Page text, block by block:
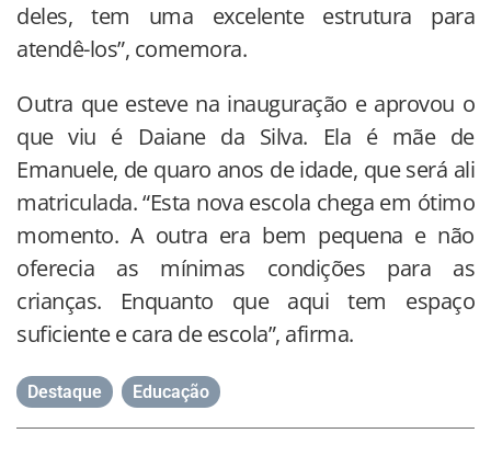
deles, tem uma excelente estrutura para
atendê-los”, comemora.
Outra que esteve na inauguração e aprovou o
que viu é Daiane da Silva. Ela é mãe de
Emanuele, de quaro anos de idade, que será ali
matriculada. “Esta nova escola chega em ótimo
momento. A outra era bem pequena e não
oferecia as mínimas condições para as
crianças. Enquanto que aqui tem espaço
suficiente e cara de escola”, afirma.
Destaque Educação